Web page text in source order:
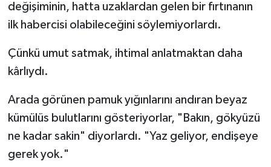
değişiminin, hatta uzaklardan gelen bir fırtınanın
ilk habercisi olabileceğini söylemiyorlardı.
Çünkü umut satmak, ihtimal anlatmaktan daha
kârlıydı.
Arada görünen pamuk yığınlarını andıran beyaz
kümülüs bulutlarını gösteriyorlar, "Bakın, gökyüzü
ne kadar sakin" diyorlardı. "Yaz geliyor, endişeye
gerek yok."